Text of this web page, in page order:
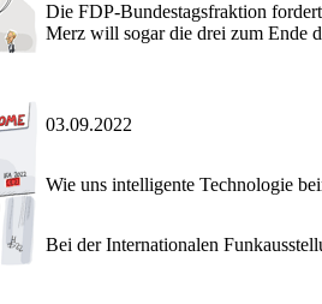
Die FDP-Bundestagsfraktion
Merz will sogar die drei zum Ende
03.09.2022
Wie uns intelligente Technologie
Bei der Internationalen